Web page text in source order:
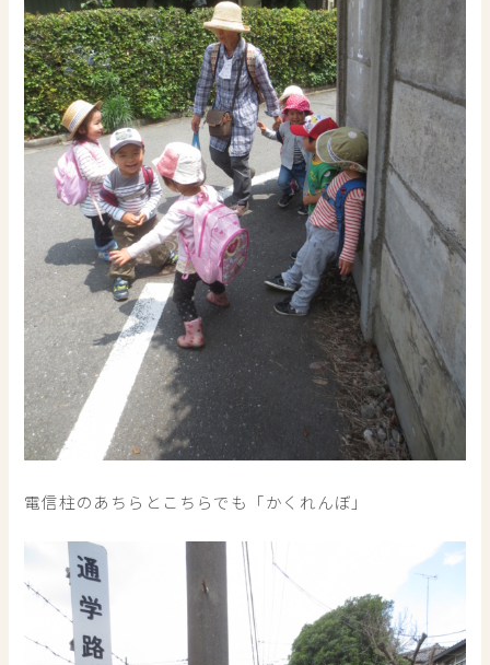
電信柱のあちらとこちらでも「かくれんぼ」